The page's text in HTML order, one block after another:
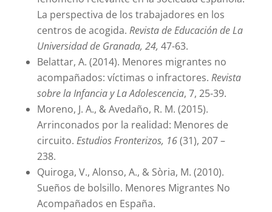
La perspectiva de los trabajadores en los
centros de acogida. Revista de Educación de La
Universidad de Granada, 24, 47-63.
Belattar, A. (2014). Menores migrantes no
acompañados: víctimas o infractores. Revista
sobre la Infancia y La Adolescencia, 7, 25-39.
Moreno, J. A., & Avedaño, R. M. (2015).
Arrinconados por la realidad: Menores de
circuito. Estudios Fronterizos, 16(31), 207 –
238.
Quiroga, V., Alonso, A., & Sòria, M. (2010).
Sueños de bolsillo. Menores Migrantes No
Acompañados en España.